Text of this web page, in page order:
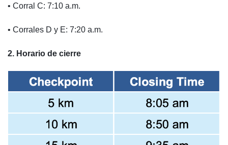
• Corral C: 7:10 a.m.
• Corrales D y E: 7:20 a.m.
2. Horario de cierre